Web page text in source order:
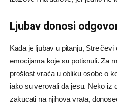
Ljubav donosi
Kada je ljubav u pitanju,
emocijama koje su potisnuli. Za
prošlost vraća u obliku osobe o
iako su verovali da jesu. Neko iz
zakucati na njihova vrata,